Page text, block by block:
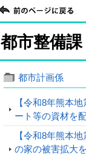
都市整備課
都市計画係
【令和8年熊本
ート等の資材を
【令和8年熊本
の家の被害拡大